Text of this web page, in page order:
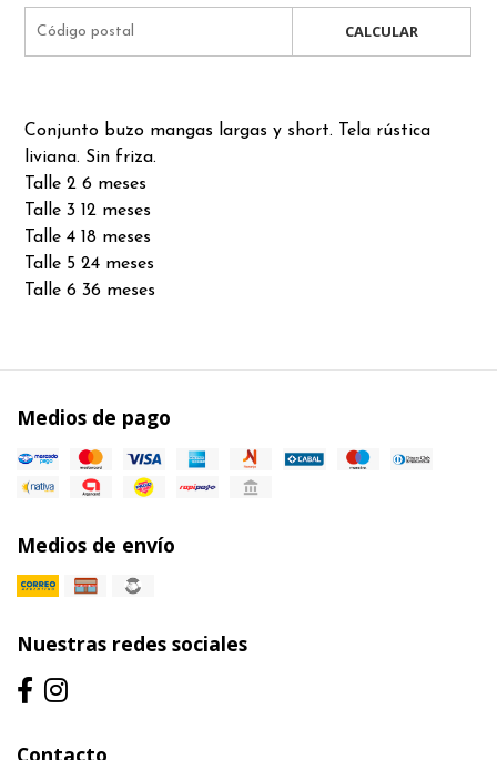
CALCULAR
Conjunto buzo mangas largas y short. Tela rústica
liviana. Sin friza.
Talle 2 6 meses
Talle 3 12 meses
Talle 4 18 meses
Talle 5 24 meses
Talle 6 36 meses
Medios de pago
Medios de envío
Nuestras redes sociales
Contacto